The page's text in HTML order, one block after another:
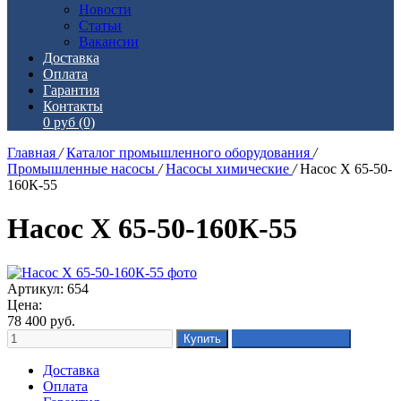
Новости
Статьи
Вакансии
Доставка
Оплата
Гарантия
Контакты
0 руб (0)
Главная / Каталог промышленного оборудования /
Промышленные насосы / Насосы химические / Насос Х 65-50-
160К-55
Насос Х 65-50-160К-55
Артикул: 654
Цена:
78 400 руб.
Доставка
Оплата